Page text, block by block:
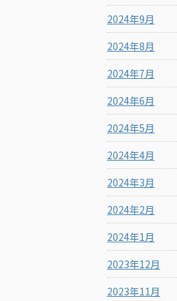
2024年9月
2024年8月
2024年7月
2024年6月
2024年5月
2024年4月
2024年3月
2024年2月
2024年1月
2023年12月
2023年11月